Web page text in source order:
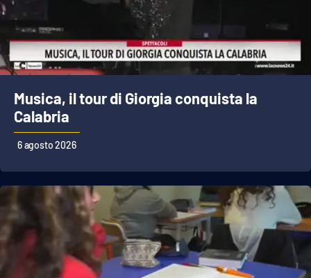
Musica, il tour di Giorgia conquista la
Calabria
6 agosto 2026